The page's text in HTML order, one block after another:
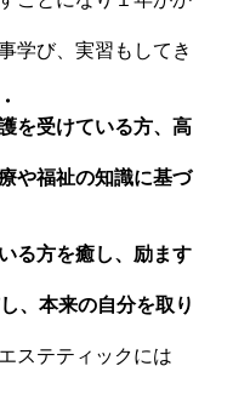
学び、実習もしてき
を受けている方、高
や福祉の知識に基づ
る方を癒し、励ます
、本来の自分を取り
ステティックには